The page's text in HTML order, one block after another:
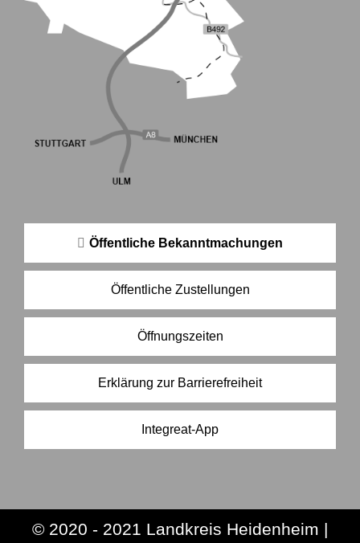
Öffentliche Bekanntmachungen
Öffentliche Zustellungen
Öffnungszeiten
Erklärung zur Barrierefreiheit
Integreat-App
© 2020 - 2021 Landkreis Heidenheim |